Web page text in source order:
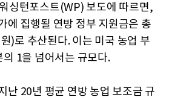
싱턴포스트(WP) 보도에 따르면,
에 집행될 연방 정부 지원금은 총
)로 추산된다. 이는 미국 농업 부
1을 넘어서는 규모다.
난 20년 평균 연방 농업 보조금 규